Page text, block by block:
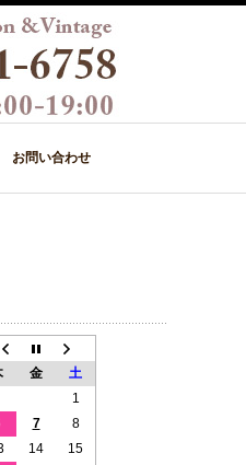
お問い合わせ
金
土
1
7
8
14
15